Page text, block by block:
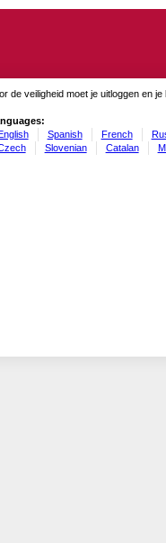
de veiligheid moet je uitloggen en
Spanish French
Slovenian Catalan